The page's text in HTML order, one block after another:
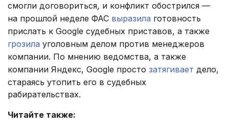
смогли договориться, и конфликт обострился —
на прошлой неделе ФАС выразила готовность
прислать к Google судебных приставов, а также
грозила уголовным делом против менеджеров
компании. По мнению ведомства, а также
компании Яндекс, Google просто затягивает дело,
стараясь утопить его в судебных
рабирательствах.
Читайте также: